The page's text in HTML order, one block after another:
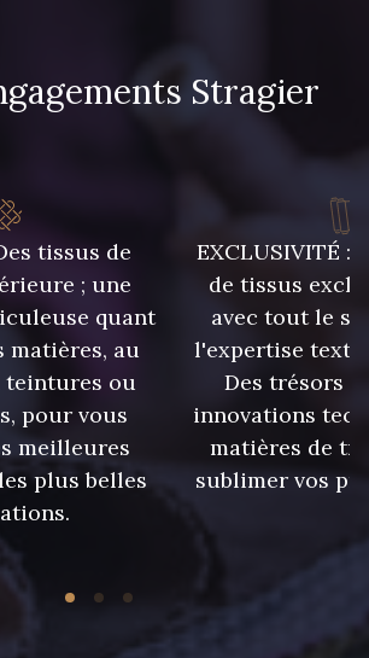
26 - Rose Lilas
06 - Ciel
32 - Vert Golf
23 - Beige
Stragier
tissus de
; une
quant
matières, au
teintures ou
pour vous
meilleures
plus belles
EXCLUSIVITÉ :
de tissus
avec tout le
l'expertise
Des trésors
innovations
matières de
sublimer vos